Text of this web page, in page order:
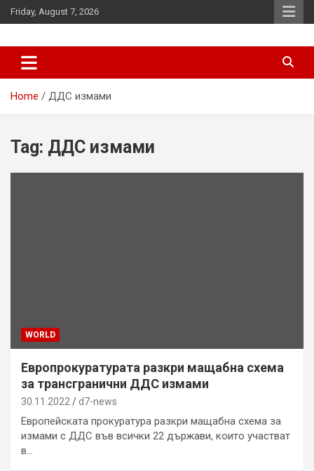
Skip
to
Friday, August 7, 2026
d7-news.com
Home ДДС измами
Tag: ДДС измами
WORLD
Европрокуратурата разкри мащабна схема
за трансгранични ДДС измами
30.11.2022 d7-news
Европейската прокуратура разкри мащабна схема за
измами с ДДС във всички 22 държави, които участват
в…